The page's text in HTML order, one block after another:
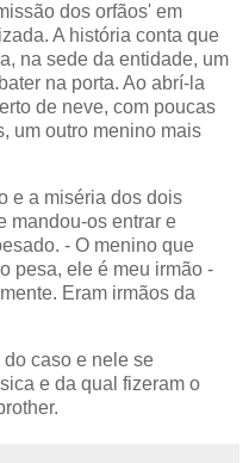
dos orfãos' em
A história conta que
na sede da entidade, um
na porta. Ao abrí-la
de neve, com poucas
um outro menino mais
e a miséria dos dois
mandou-os entrar e
- O menino que
pesa, ele é meu irmão -
Eram irmãos da
caso e nele se
e da qual fizeram o